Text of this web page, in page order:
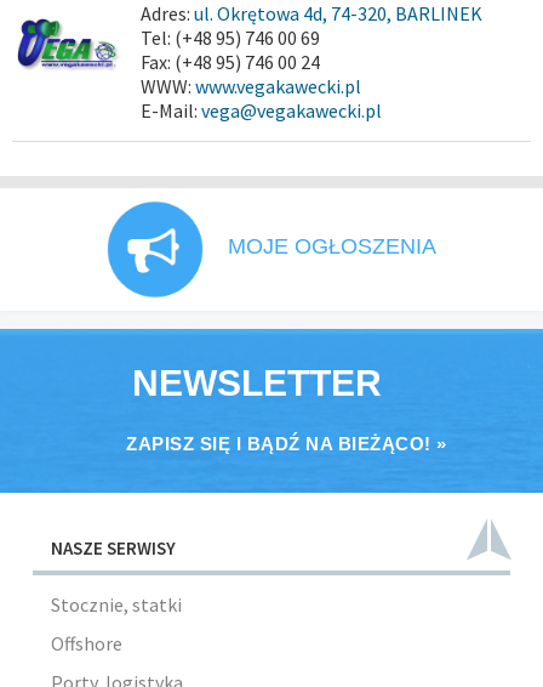
Adres: ul. Okrętowa 4d, 74-320, BARLINEK
Tel: (+48 95) 746 00 69
Fax: (+48 95) 746 00 24
WWW: www.vegakawecki.pl
E-Mail: vega@vegakawecki.pl
MOJE OGŁOSZENIA
NEWSLETTER
ZAPISZ SIĘ I BĄDŹ NA BIEŻĄCO! »
NASZE SERWISY
Stocznie, statki
Offshore